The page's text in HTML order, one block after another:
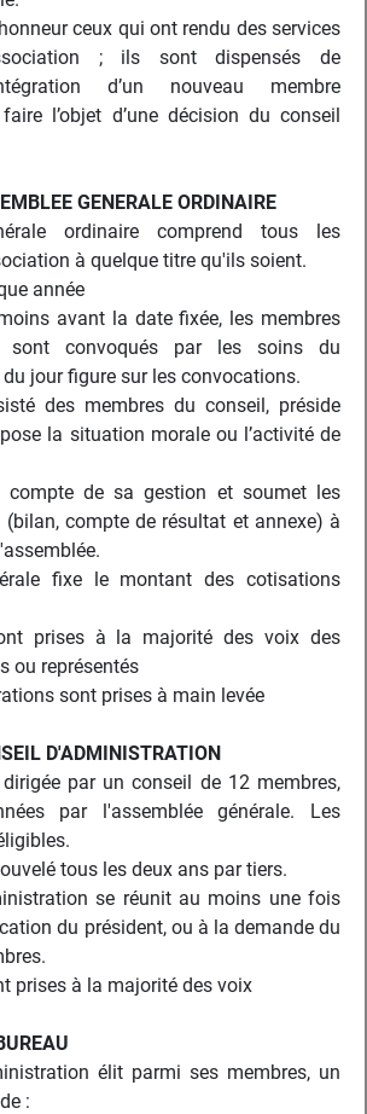
ceux qui ont rendu des services
; ils sont dispensés de
d’un nouveau membre
l’objet d’une décision du conseil
GENERALE ORDINAIRE
ordinaire comprend tous les
à quelque titre qu'ils soient.
année
avant la date fixée, les membres
sont convoqués par les soins du
du jour figure sur les convocations.
des membres du conseil, préside
la situation morale ou l’activité de
compte de sa gestion et soumet les
compte de résultat et annexe) à
fixe le montant des cotisations
prises à la majorité des voix des
ou représentés
sont prises à main levée
D'ADMINISTRATION
par un conseil de 12 membres,
par l'assemblée générale. Les
tous les deux ans par tiers.
se réunit au moins une fois
du président, ou à la demande du
prises à la majorité des voix
élit parmi ses membres, un
: